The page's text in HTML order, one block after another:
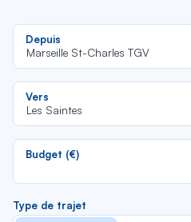
Depuis
Marseille St-Charles TGV
Vers
Les Saintes
Budget (€)
Type de trajet